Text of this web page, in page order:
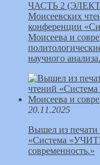
ЧАСТЬ 2
Моисеевских
конференции
Моисеева и
научного анализа.
20.11.2025
Вышел из
«Система
современность.»